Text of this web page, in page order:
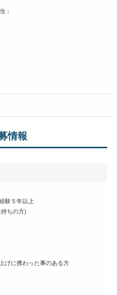
：
情報
験５年以上
ちの⽅)
げに携わった事のある⽅